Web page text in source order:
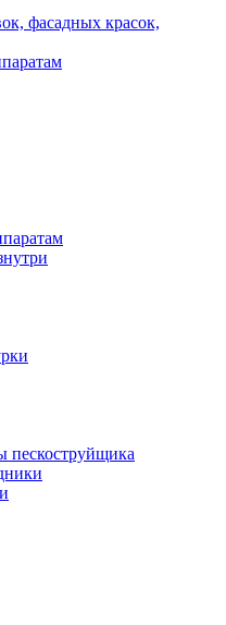
фасадных красок,
пескоструйщика